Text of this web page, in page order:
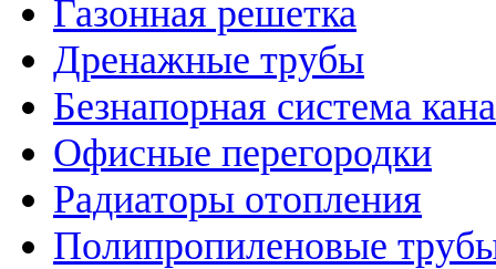
Газонная решетка
Дренажные трубы
Безнапорная система
Офисные перегородки
Радиаторы отопления
Полипропиленовые